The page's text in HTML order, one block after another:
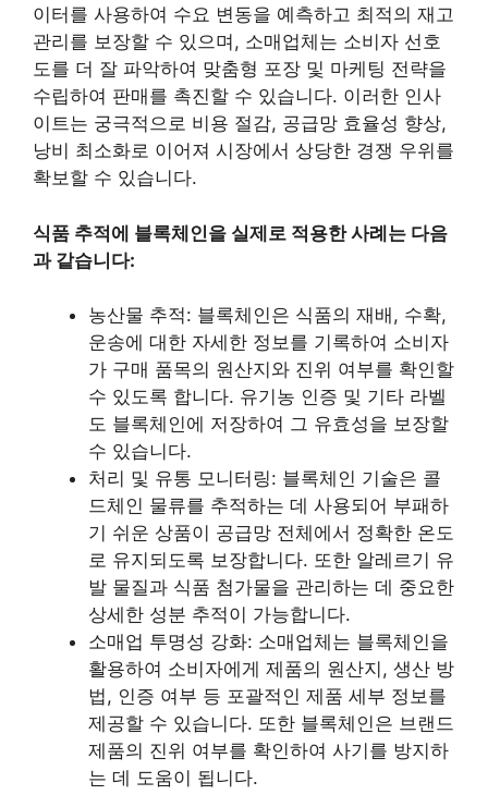
이터를 사용하여 수요 변동을 예측하고 최적의 재고
관리를 보장할 수 있으며, 소매업체는 소비자 선호
도를 더 잘 파악하여 맞춤형 포장 및 마케팅 전략을
수립하여 판매를 촉진할 수 있습니다. 이러한 인사
이트는 궁극적으로 비용 절감, 공급망 효율성 향상,
낭비 최소화로 이어져 시장에서 상당한 경쟁 우위를
확보할 수 있습니다.
식품 추적에 블록체인을 실제로 적용한 사례는 다음
과 같습니다:
농산물 추적: 블록체인은 식품의 재배, 수확,
운송에 대한 자세한 정보를 기록하여 소비자
가 구매 품목의 원산지와 진위 여부를 확인할
수 있도록 합니다. 유기농 인증 및 기타 라벨
도 블록체인에 저장하여 그 유효성을 보장할
수 있습니다.
처리 및 유통 모니터링: 블록체인 기술은 콜
드체인 물류를 추적하는 데 사용되어 부패하
기 쉬운 상품이 공급망 전체에서 정확한 온도
로 유지되도록 보장합니다. 또한 알레르기 유
발 물질과 식품 첨가물을 관리하는 데 중요한
상세한 성분 추적이 가능합니다.
소매업 투명성 강화: 소매업체는 블록체인을
활용하여 소비자에게 제품의 원산지, 생산 방
법, 인증 여부 등 포괄적인 제품 세부 정보를
제공할 수 있습니다. 또한 블록체인은 브랜드
제품의 진위 여부를 확인하여 사기를 방지하
는 데 도움이 됩니다.